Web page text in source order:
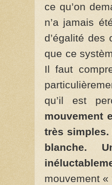
ce qu’on
n’a jamais
d’égalité
que ce
Il faut
qu’il est
mouvement
très simples.
blanche.
mouvement